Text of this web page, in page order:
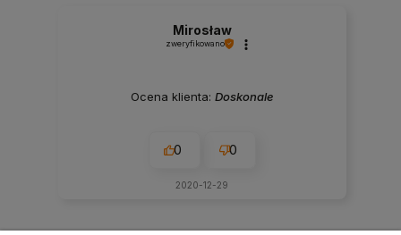
Mirosław
zweryfikowano
Ocena klienta: Doskonale
0 0
2020-12-29